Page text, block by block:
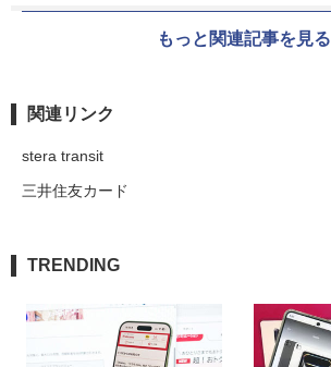
もっと関連記事を見る
関連リンク
stera transit
三井住友カード
TRENDING